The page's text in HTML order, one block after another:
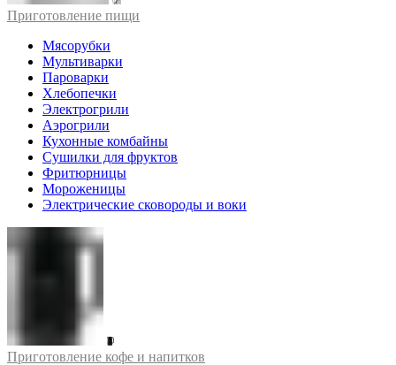
Приготовление пищи
Мясорубки
Мультиварки
Пароварки
Хлебопечки
Электрогрили
Аэрогрили
Кухонные комбайны
Сушилки для фруктов
Фритюрницы
Мороженицы
Электрические сковороды и воки
Приготовление кофе и напитков